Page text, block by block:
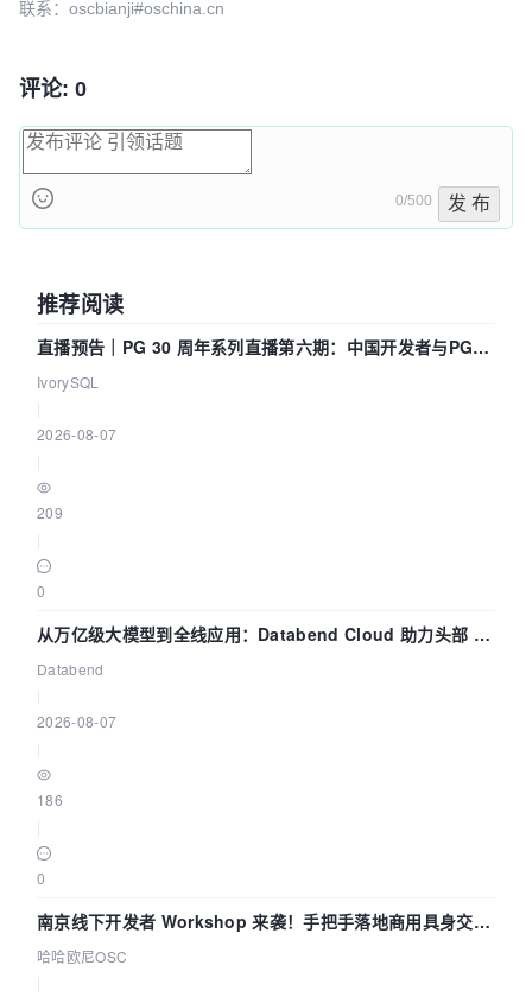
联系：oscbianji#oschina.cn
评论: 0
0/500 发 布
推荐阅读
直播预告｜PG 30 周年系列直播第六期：中国开发者与PG内
核——我们改得动吗？我们贡献了什么？
IvorySQL
2026-08-07
209
0
从万亿级大模型到全线应用：Databend Cloud 助力头部 AI
企业构建全链路 Trace 数据管道
Databend
2026-08-07
186
0
南京线下开发者 Workshop 来袭！手把手落地商用具身交互
智能 Agent 应用
哈哈欧尼OSC